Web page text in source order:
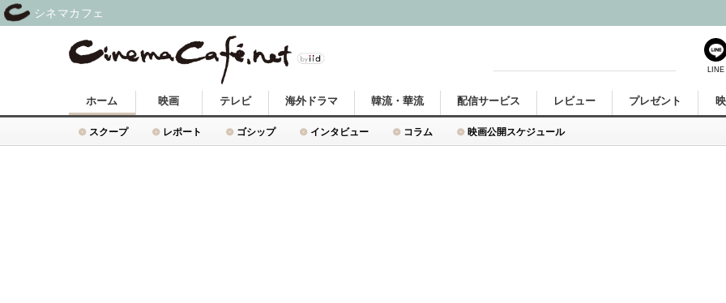
ホーム
スクープ レポート ゴシップ インタビュー コラム 映画公開スケジュール
映画 テレビ 海外ドラマ 韓流・華流 配信サービス レビュー プレゼント
LINE
シネマカフェ